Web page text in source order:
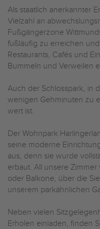
Als staatlich anerkannter
Vielzahl an
Fußgängerzone
fußläufig zu erreichen
Restaurants, Cafés und
Bummeln und Verweilen
Auch der Schlosspark, in
wenigen Gehminuten zu
wert ist.
Der Wohnpark
seine moderne
aus, denn sie wurde
erbaut. All unsere
oder Balkone, über die
unserem parkähnlichen
Neben vielen
Erholen einladen, finden